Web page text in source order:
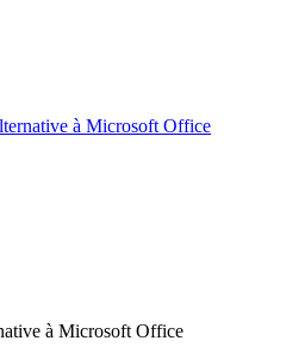
à Microsoft Office
à Microsoft Office